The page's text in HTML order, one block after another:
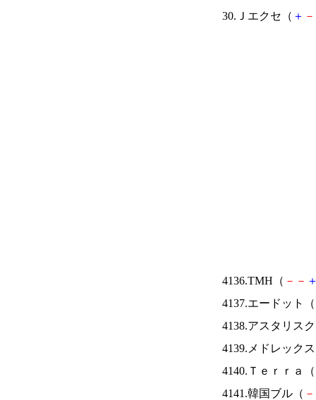
30.Ｊエクセ（ ＋ －
4136.TMH（ － －
4137.エードット（
4138.アスタリス
4139.メドレック
4140.Ｔｅｒｒａ（
4141.韓国ブル（ －